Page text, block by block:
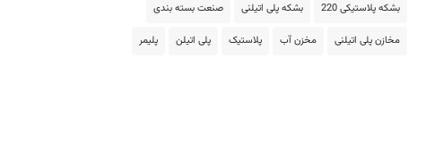
بشکه پلاستیکی 220 بشکه پلی اتیلنی صنعت بسته بندی
مخازن پلی اتیلنی مخزن آب پلاستیک پلی اتیلن پلیمر